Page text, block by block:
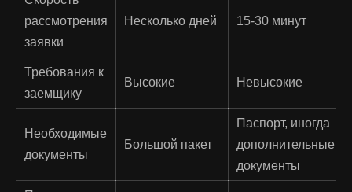
рассмотрения
заявки
Несколько дней 15-30 минут
Требования к
заемщику
Высокие Невысокие
Необходимые
документы
Большой пакет
Паспорт, иногда
дополнительные
документы